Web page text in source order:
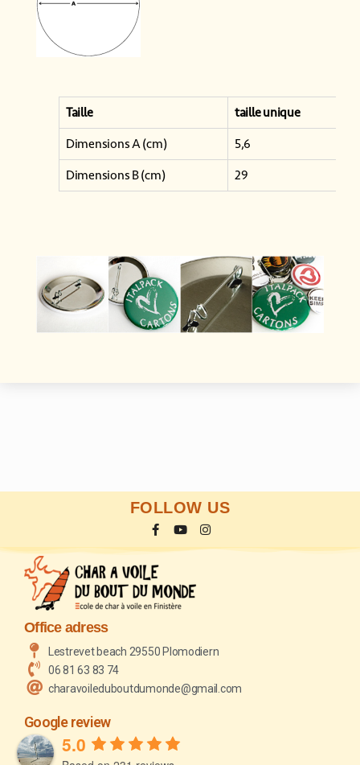
Taille
taille unique
Dimensions A (cm)
5,6
Dimensions B (cm)
29
FOLLOW US
Office adress
Lestrevet beach 29550 Plomodiern
06 81 63 83 74
charavoileduboutdumonde@gmail.com
Google review
5.0